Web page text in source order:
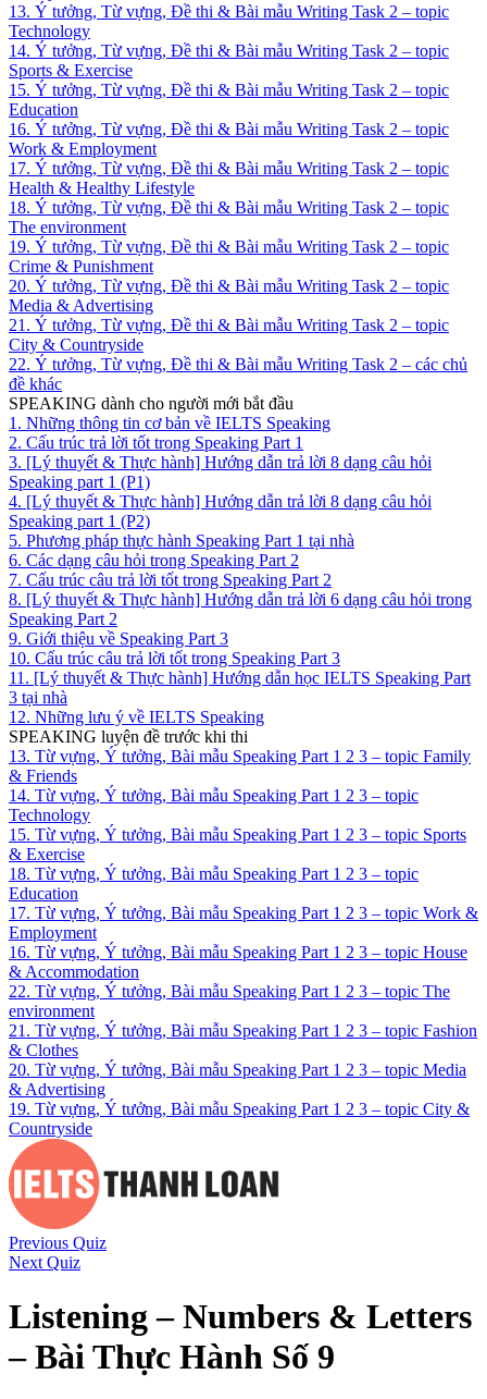
13. Ý tưởng, Từ vựng, Đề thi & Bài mẫu Writing Task 2 – topic
Technology
14. Ý tưởng, Từ vựng, Đề thi & Bài mẫu Writing Task 2 – topic
Sports & Exercise
15. Ý tưởng, Từ vựng, Đề thi & Bài mẫu Writing Task 2 – topic
Education
16. Ý tưởng, Từ vựng, Đề thi & Bài mẫu Writing Task 2 – topic
Work & Employment
17. Ý tưởng, Từ vựng, Đề thi & Bài mẫu Writing Task 2 – topic
Health & Healthy Lifestyle
18. Ý tưởng, Từ vựng, Đề thi & Bài mẫu Writing Task 2 – topic
The environment
19. Ý tưởng, Từ vựng, Đề thi & Bài mẫu Writing Task 2 – topic
Crime & Punishment
20. Ý tưởng, Từ vựng, Đề thi & Bài mẫu Writing Task 2 – topic
Media & Advertising
21. Ý tưởng, Từ vựng, Đề thi & Bài mẫu Writing Task 2 – topic
City & Countryside
22. Ý tưởng, Từ vựng, Đề thi & Bài mẫu Writing Task 2 – các chủ
đề khác
SPEAKING dành cho người mới bắt đầu
1. Những thông tin cơ bản về IELTS Speaking
2. Cấu trúc trả lời tốt trong Speaking Part 1
3. [Lý thuyết & Thực hành] Hướng dẫn trả lời 8 dạng câu hỏi
Speaking part 1 (P1)
4. [Lý thuyết & Thực hành] Hướng dẫn trả lời 8 dạng câu hỏi
Speaking part 1 (P2)
5. Phương pháp thực hành Speaking Part 1 tại nhà
6. Các dạng câu hỏi trong Speaking Part 2
7. Cấu trúc câu trả lời tốt trong Speaking Part 2
8. [Lý thuyết & Thực hành] Hướng dẫn trả lời 6 dạng câu hỏi trong
Speaking Part 2
9. Giới thiệu về Speaking Part 3
10. Cấu trúc câu trả lời tốt trong Speaking Part 3
11. [Lý thuyết & Thực hành] Hướng dẫn học IELTS Speaking Part
3 tại nhà
12. Những lưu ý về IELTS Speaking
SPEAKING luyện đề trước khi thi
13. Từ vựng, Ý tưởng, Bài mẫu Speaking Part 1 2 3 – topic Family
& Friends
14. Từ vựng, Ý tưởng, Bài mẫu Speaking Part 1 2 3 – topic
Technology
15. Từ vựng, Ý tưởng, Bài mẫu Speaking Part 1 2 3 – topic Sports
& Exercise
18. Từ vựng, Ý tưởng, Bài mẫu Speaking Part 1 2 3 – topic
Education
17. Từ vựng, Ý tưởng, Bài mẫu Speaking Part 1 2 3 – topic Work &
Employment
16. Từ vựng, Ý tưởng, Bài mẫu Speaking Part 1 2 3 – topic House
& Accommodation
22. Từ vựng, Ý tưởng, Bài mẫu Speaking Part 1 2 3 – topic The
environment
21. Từ vựng, Ý tưởng, Bài mẫu Speaking Part 1 2 3 – topic Fashion
& Clothes
20. Từ vựng, Ý tưởng, Bài mẫu Speaking Part 1 2 3 – topic Media
& Advertising
19. Từ vựng, Ý tưởng, Bài mẫu Speaking Part 1 2 3 – topic City &
Countryside
Previous Quiz
Next Quiz
Listening – Numbers & Letters
– Bài Thực Hành Số 9